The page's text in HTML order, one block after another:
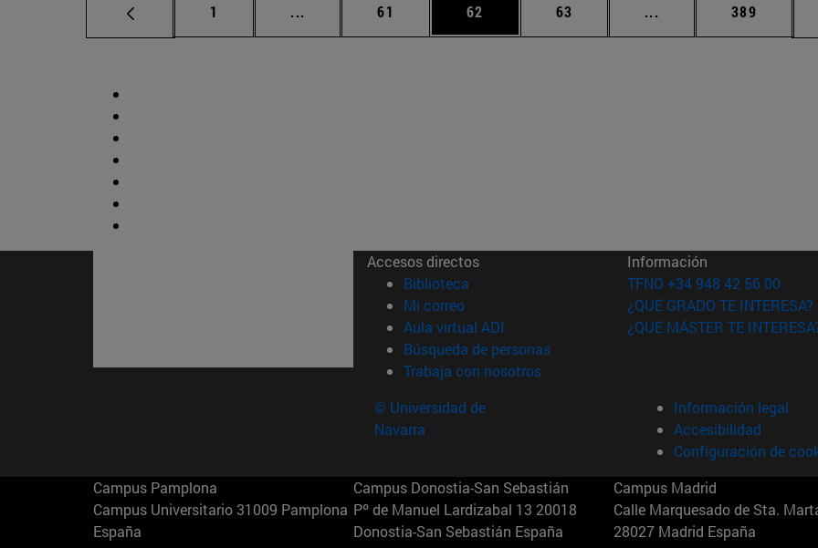
Página
1 ... Páginas intermedias Use TAB para desplazarse.
Página
61 Página
62 Página
63 ... Páginas intermedias
Página
389
Accesos directos
Biblioteca (abre en nueva ventana)
Mi correo(abre en nueva ventana)
Aula virtual ADI (abre en nueva ventana)
Búsqueda de personas(abre en nueva ventana)
Trabaja con nosotros(abre en nueva ventana)
Información
TFNO +34 948 42 56 00
¿QUÉ GRADO TE INTERESA?
¿QUÉ MÁSTER TE
© Universidad de
Navarra
Información legal
Accesibilidad
Configuración de
Campus Pamplona
Campus Universitario 31009 Pamplona
España
Campus Donostia-San Sebastián
Pº de Manuel Lardizabal 13 20018
Donostia-San Sebastián España
Campus Madrid
Calle Marquesado de Sta.
28027 Madrid España